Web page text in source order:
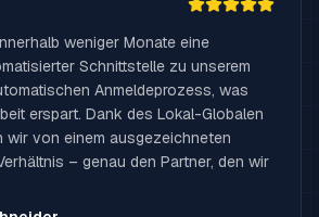
weniger Monate eine
Schnittstelle zu unserem
Anmeldeprozess, was
erspart. Dank des Lokal-Globalen
wir von einem ausgezeichneten
– genau den Partner, den wir